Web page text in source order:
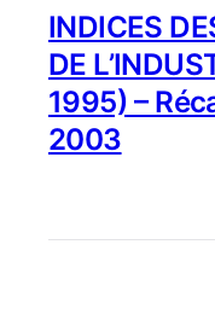
INDICES
DE
1995) –
2003